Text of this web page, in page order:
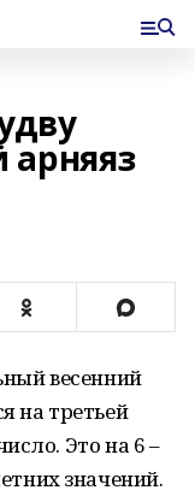
арняяз
весенний
на третьей
Это на 6 –
значений.